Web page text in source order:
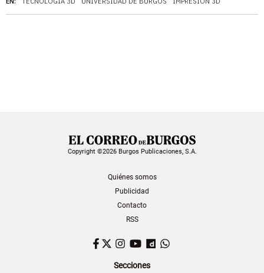
Copyright ©2026 Burgos Publicaciones, S.A.
Quiénes somos
Publicidad
Contacto
RSS
Facebook
TwitterInstagram
YouTubeDailymotion
Secciones